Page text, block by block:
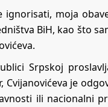
moja
BiH, kao što
Srpskoj
je
ili nacionalni